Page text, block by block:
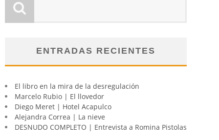
ENTRADAS RECIENTES
El libro en la mira de la desregulación
Marcelo Rubio | El llovedor
Diego Meret | Hotel Acapulco
Alejandra Correa | La nieve
DESNUDO COMPLETO | Entrevista a Romina Pistolas